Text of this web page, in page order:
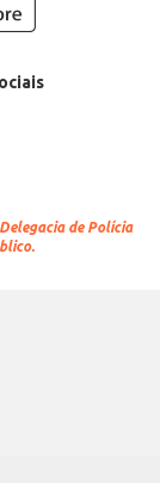
de Polícia